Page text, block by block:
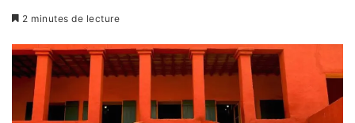
2 minutes de lecture